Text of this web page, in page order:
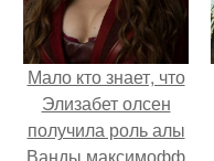
Мало кто знает, что
Элизабет олсен
получила роль алы